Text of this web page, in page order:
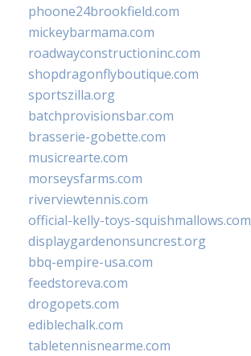
phoone24brookfield.com
mickeybarmama.com
roadwayconstructioninc.com
shopdragonflyboutique.com
sportszilla.org
batchprovisionsbar.com
brasserie-gobette.com
musicrearte.com
morseysfarms.com
riverviewtennis.com
official-kelly-toys-squishmallows.com
displaygardenonsuncrest.org
bbq-empire-usa.com
feedstoreva.com
drogopets.com
ediblechalk.com
tabletennisnearme.com